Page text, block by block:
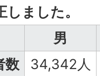
ました。
男
数
34,342人